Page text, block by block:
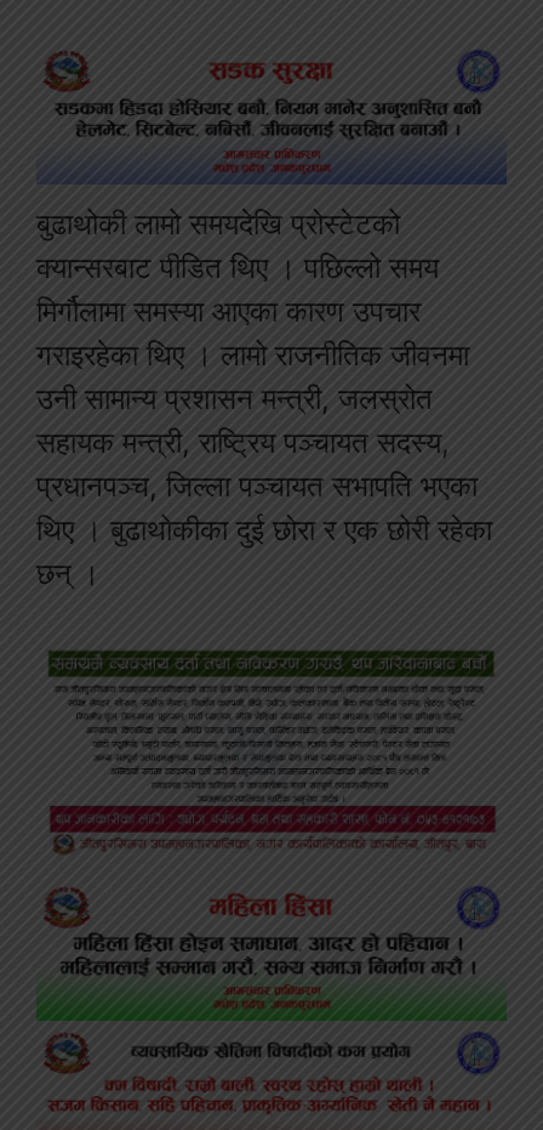
बुढाथोकी लामो समयदेखि प्रोस्टेटको
क्यान्सरबाट पीडित थिए । पछिल्लो समय
मिर्गौलामा समस्या आएका कारण उपचार
गराइरहेका थिए । लामो राजनीतिक जीवनमा
उनी सामान्य प्रशासन मन्त्री, जलस्रोत
सहायक मन्त्री, राष्ट्रिय पञ्चायत सदस्य,
प्रधानपञ्च, जिल्ला पञ्चायत सभापति भएका
थिए । बुढाथोकीका दुई छोरा र एक छोरी रहेका
छन् ।